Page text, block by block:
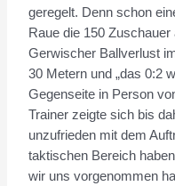
geregelt. Denn schon
Raue die 150
Gerwischer Ballverlust
30 Metern und „das 0:2
Gegenseite in Person
Trainer zeigte sich bis
unzufrieden mit dem
taktischen Bereich
wir uns vorgenommen